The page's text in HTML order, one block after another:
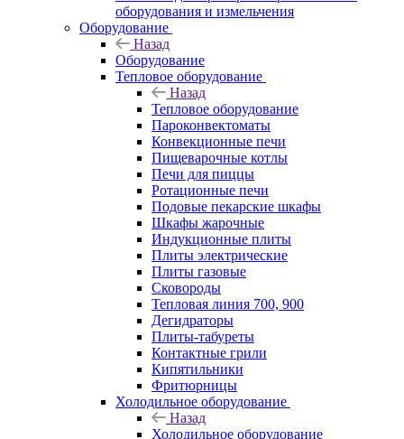
оборудования и измельчения
Оборудование
Назад
Оборудование
Тепловое оборудование
Назад
Тепловое оборудование
Пароконвектоматы
Конвекционные печи
Пищеварочные котлы
Печи для пиццы
Ротационные печи
Подовые пекарские шкафы
Шкафы жарочные
Индукционные плиты
Плиты электрические
Плиты газовые
Сковороды
Тепловая линия 700, 900
Дегидраторы
Плиты-табуреты
Контактные грили
Кипятильники
Фритюрницы
Холодильное оборудование
Назад
Холодильное оборудование